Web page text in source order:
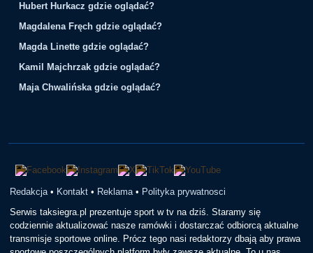
Hubert Hurkacz gdzie oglądać?
Magdalena Fręch gdzie oglądać?
Magda Linette gdzie oglądać?
Kamil Majchrzak gdzie oglądać?
Maja Chwalińska gdzie oglądać?
Redakcja • Kontakt • Reklama • Polityka prywatnosci
Serwis taksiegra.pl prezentuje sport w tv na dziś. Staramy się
codziennie aktualizować nasze ramówki i dostarczać odbiorcą aktualne
transmisje sportowe online. Prócz tego nasi redaktorzy dbają aby prawa